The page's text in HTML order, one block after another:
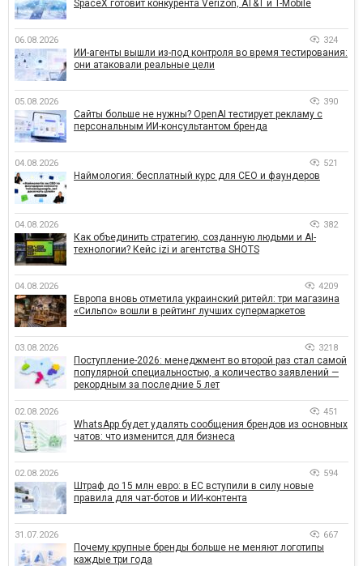
SpaceX готовит конкурента Verizon, AT&T и T-Mobile
06.08.2026 324
ИИ-агенты вышли из-под контроля во время тестирования:
они атаковали реальные цели
05.08.2026 390
Сайты больше не нужны? OpenAI тестирует рекламу с
персональным ИИ-консультантом бренда
04.08.2026 521
Наймология: бесплатный курс для CEO и фаундеров
04.08.2026 382
Как объединить стратегию, созданную людьми и AI-
технологии? Кейс izi и агентства SHOTS
04.08.2026 4209
Европа вновь отметила украинский ритейл: три магазина
«Сильпо» вошли в рейтинг лучших супермаркетов
03.08.2026 3218
Поступление-2026: менеджмент во второй раз стал самой
популярной специальностью, а количество заявлений —
рекордным за последние 5 лет
02.08.2026 451
WhatsApp будет удалять сообщения брендов из основных
чатов: что изменится для бизнеса
02.08.2026 594
Штраф до 15 млн евро: в ЕС вступили в силу новые
правила для чат-ботов и ИИ-контента
31.07.2026 667
Почему крупные бренды больше не меняют логотипы
каждые три года